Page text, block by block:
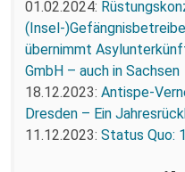
01.02.2024:
(Insel-
übernimmt
GmbH – auch in Sachsen
18.12.2023: Antispe-
Dresden – Ein
11.12.2023: Status Quo: